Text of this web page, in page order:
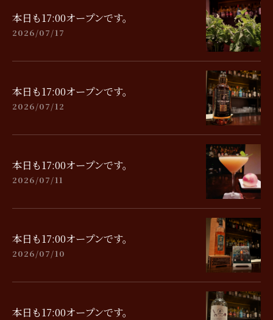
本日も17:00オープンです。
2026/07/17
本日も17:00オープンです。
2026/07/12
本日も17:00オープンです。
2026/07/11
本日も17:00オープンです。
2026/07/10
本日も17:00オープンです。